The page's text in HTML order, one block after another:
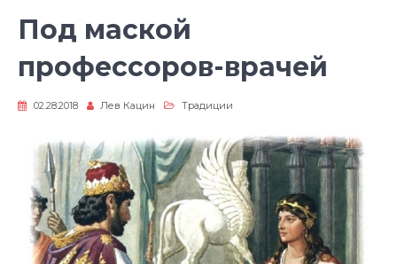
Под маской
профессоров-врачей
02.28.2018 Лев Кацин Традиции